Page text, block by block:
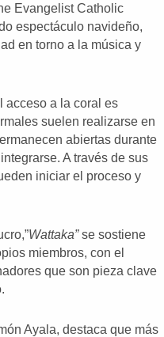
Evangelist Catholic
espectáculo navideño,
en torno a la música y
acceso a la coral es
suelen realizarse en
abiertas durante
A través de sus
iniciar el proceso y
Wattaka”se sostiene
miembros, con el
que son pieza clave
Ayala, destaca que más